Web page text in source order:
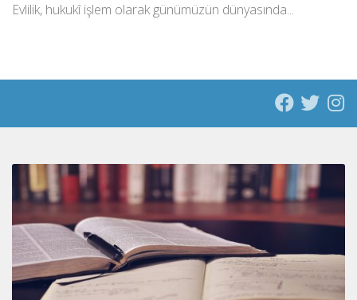
Evlilik, hukukî işlem olarak günümüzün dünyasında...